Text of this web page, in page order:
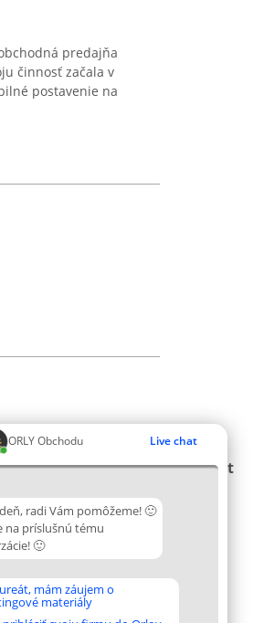
ORLY Obchodu Live chat
radi Vám pomôžeme! 🙂
na príslušnú tému
🙂
mám záujem o
materiály
predajňa
činnosť začala v
postavenie na
k.
22
Hodnotenie
Lista
wszystkich
Podmienky
podmienky
Zásady
Kontakt